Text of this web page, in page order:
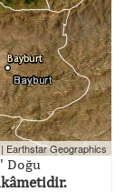
| Earthstar Geographics
Doğu